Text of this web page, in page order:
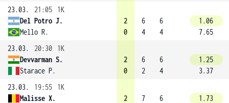
23.03.
21:05
1K
Del Potro J.
Mello R.
2
0
6
4
6
4
1.06
7.65
23.03.
20:30
1K
Devvarman S.
Starace P.
2
0
6
2
6
4
1.25
3.37
23.03.
19:55
1K
Malisse X.
2
7
6
1.73